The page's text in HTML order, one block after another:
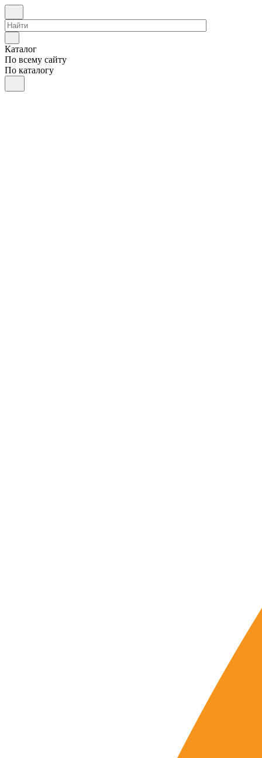
Каталог
По всему сайту
По каталогу